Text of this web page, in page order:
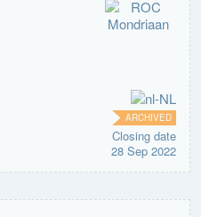
ARCHIVED
Closing date
28 Sep 2022